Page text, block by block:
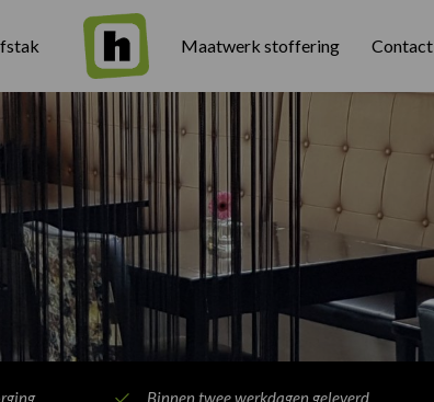
Maatwerk stoffering Contact
Binnen twee werkdagen geleverd